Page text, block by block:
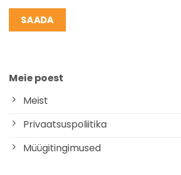
Meie poest
Meist
Privaatsuspoliitika
Müügitingimused